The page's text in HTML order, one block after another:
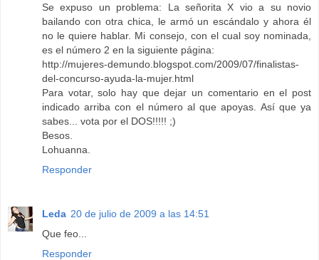
Se expuso un problema: La señorita X vio a su novio
bailando con otra chica, le armó un escándalo y ahora él
no le quiere hablar. Mi consejo, con el cual soy nominada,
es el número 2 en la siguiente página:
http://mujeres-demundo.blogspot.com/2009/07/finalistas-
del-concurso-ayuda-la-mujer.html
Para votar, solo hay que dejar un comentario en el post
indicado arriba con el número al que apoyas. Así que ya
sabes... vota por el DOS!!!!! ;)
Besos.
Lohuanna.
Responder
Leda 20 de julio de 2009 a las 14:51
Que feo...
Responder